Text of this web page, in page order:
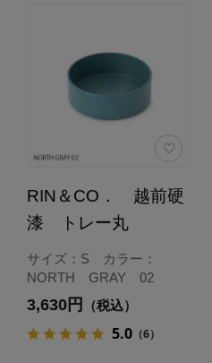
RIN＆CO． 越前硬
漆 トレー丸
サイズ：S カラー：
NORTH GRAY 02
3,630円 （税込）
5.0（6）